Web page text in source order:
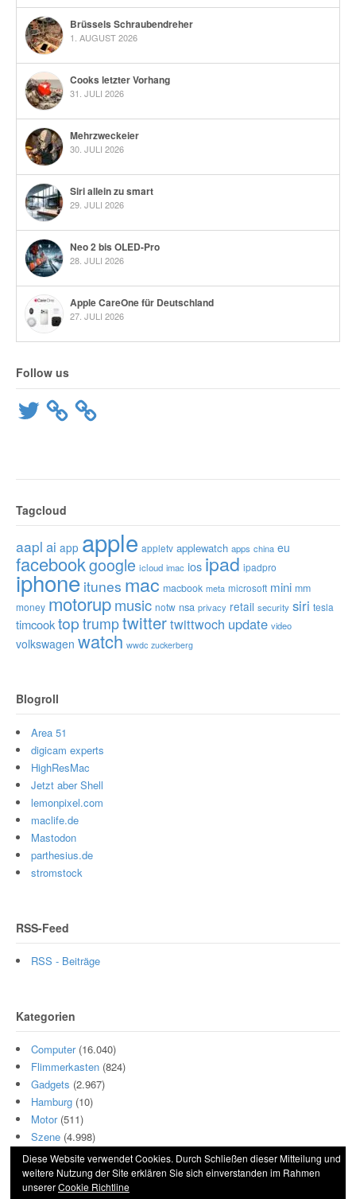
Brüssels Schraubendreher
1. AUGUST 2026
Cooks letzter Vorhang
31. JULI 2026
Mehrzweckeier
30. JULI 2026
Siri allein zu smart
29. JULI 2026
Neo 2 bis OLED-Pro
28. JULI 2026
Apple CareOne für Deutschland
27. JULI 2026
Follow us
Twitter
Tagcloud
aapl ai app apple appletv applewatch apps china eu
facebookgoogle icloud imac ios ipad ipadpro
iphone itunes mac macbook meta microsoft mini mm
money motorupmusic notw nsa privacy retail security siri tesla
timcooktop trumptwittertwittwoch update video
volkswagen watch wwdc zuckerberg
Blogroll
Area 51
digicam experts
HighResMac
Jetzt aber Shell
lemonpixel.com
maclife.de
Mastodon
parthesius.de
stromstock
RSS-Feed
RSS - Beiträge
Kategorien
Computer(16.040)
Flimmerkasten (824)
Gadgets (2.967)
Hamburg (10)
Motor(511)
Szene (4.998)
Diese Website verwendet Cookies. Durch Schließen dieser Mitteilung und
weitere Nutzung der Site erklären Sie sich einverstanden im Rahmen
unsererCookie Richtline